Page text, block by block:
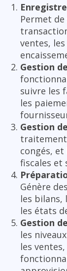
Permet
ventes,
Gestion
suivre les
les
Gestion
traitement
congés,
fiscales et
Génère
les
les états
Gestion
les
les